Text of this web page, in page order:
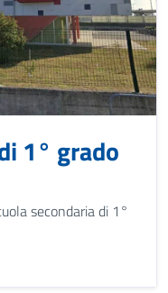
1° grado
secondaria di 1°
E SCUOLA